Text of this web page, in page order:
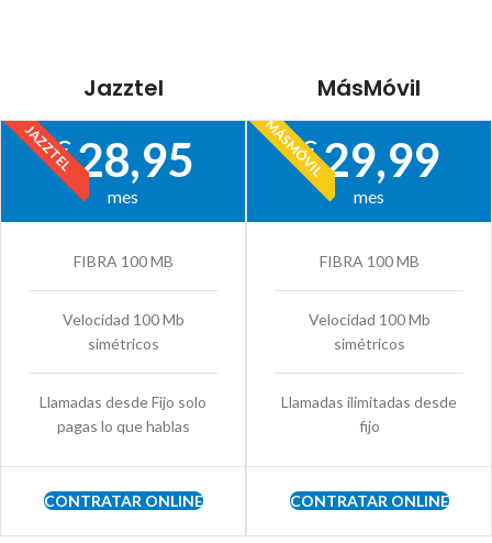
Jazztel
JAZZTEL
€28,95
mes
FIBRA 100 MB
Velocidad 100 Mb
simétricos
Llamadas desde Fijo solo
pagas lo que hablas
CONTRATAR ONLINE
MásMóvil
MÁSMÓVIL
€29,99
mes
FIBRA 100 MB
Velocidad 100 Mb
simétricos
Llamadas ilimitadas desde
fijo
CONTRATAR ONLINE